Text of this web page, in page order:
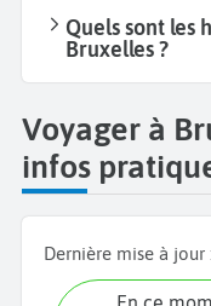
Quels sont les
Bruxelles ?
Voyager à
infos
Dernière mise à jour